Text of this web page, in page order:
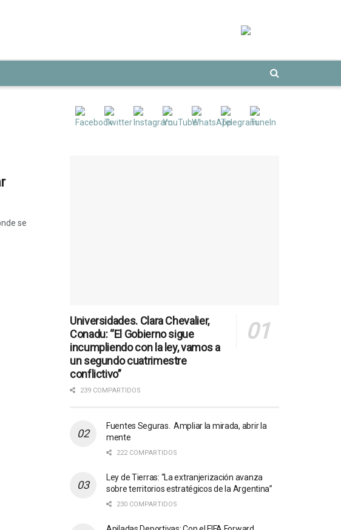
se
Universidades. Clara Chevalier,
Conadu: “El Gobierno sigue
incumpliendo con la ley, vamos a
un segundo cuatrimestre
conflictivo”
239 COMPARTIDOS
Fuentes Seguras. Ampliar la mirada, abrir la
mente
222 COMPARTIDOS
Ley de Tierras: “La extranjerización avanza
sobre territorios estratégicos de la Argentina”
230 COMPARTIDOS